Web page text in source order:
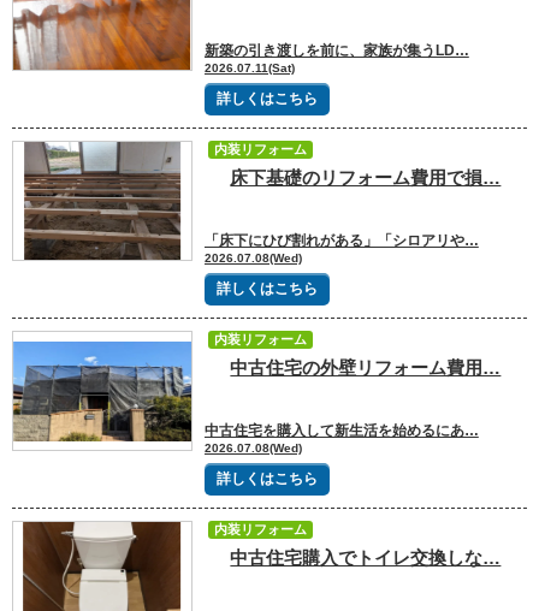
新築の引き渡しを前に、家族が集うLD…
2026.07.11(Sat)
詳しくはこちら
床下基礎のリフォーム費用で損…
「床下にひび割れがある」「シロアリや…
2026.07.08(Wed)
詳しくはこちら
内装リフォーム
中古住宅の外壁リフォーム費用…
中古住宅を購入して新生活を始めるにあ…
2026.07.08(Wed)
詳しくはこちら
内装リフォーム
中古住宅購入でトイレ交換しな…
内装リフォーム